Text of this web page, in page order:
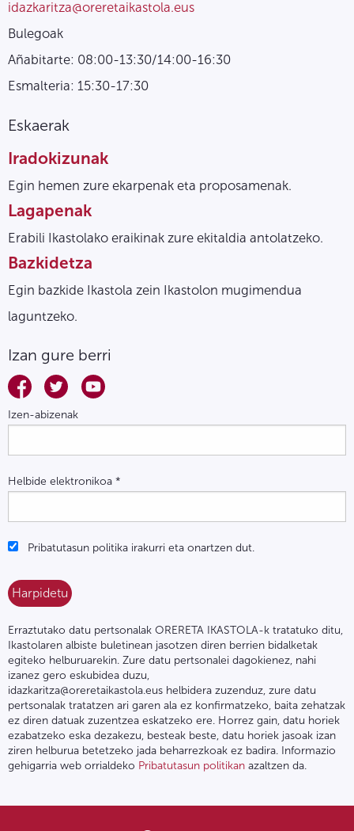
idazkaritza@oreretaikastola.eus
Bulegoak
Añabitarte: 08:00-13:30/14:00-16:30
Esmalteria: 15:30-17:30
Eskaerak
Iradokizunak
Egin hemen zure ekarpenak eta proposamenak.
Lagapenak
Erabili Ikastolako eraikinak zure ekitaldia antolatzeko.
Bazkidetza
Egin bazkide Ikastola zein Ikastolon mugimendua
laguntzeko.
Izan gure berri
Izen-abizenak
Helbide elektronikoa *
Pribatutasun politika irakurri eta onartzen dut.
Erraztutako datu pertsonalak ORERETA IKASTOLA-k tratatuko ditu,
Ikastolaren albiste buletinean jasotzen diren berrien bidalketak
egiteko helburuarekin. Zure datu pertsonalei dagokienez, nahi
izanez gero eskubidea duzu,
idazkaritza@oreretaikastola.eus helbidera zuzenduz, zure datu
pertsonalak tratatzen ari garen ala ez konfirmatzeko, baita zehatzak
ez diren datuak zuzentzea eskatzeko ere. Horrez gain, datu horiek
ezabatzeko eska dezakezu, besteak beste, datu horiek jasoak izan
ziren helburua betetzeko jada beharrezkoak ez badira. Informazio
gehigarria web orrialdeko Pribatutasun politikan azaltzen da.